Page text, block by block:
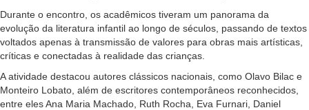
Durante o encontro, os acadêmicos tiveram um panorama da
evolução da literatura infantil ao longo de séculos, passando de textos
voltados apenas à transmissão de valores para obras mais artísticas,
críticas e conectadas à realidade das crianças.
A atividade destacou autores clássicos nacionais, como Olavo Bilac e
Monteiro Lobato, além de escritores contemporâneos reconhecidos,
entre eles Ana Maria Machado, Ruth Rocha, Eva Furnari, Daniel